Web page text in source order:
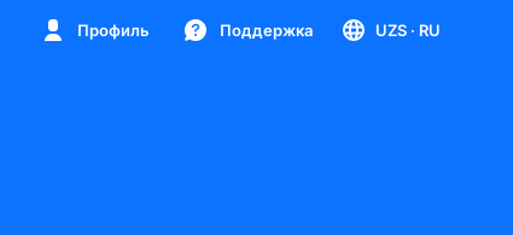
Профиль Поддержка UZS · RU